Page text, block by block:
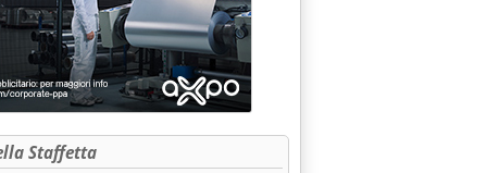
Staffetta